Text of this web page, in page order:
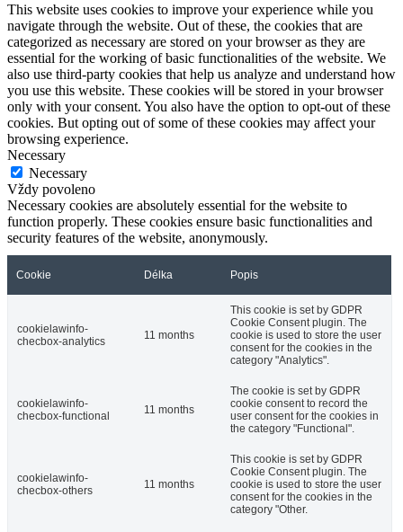
This website uses cookies to improve your experience while you
navigate through the website. Out of these, the cookies that are
categorized as necessary are stored on your browser as they are
essential for the working of basic functionalities of the website. We
also use third-party cookies that help us analyze and understand how
you use this website. These cookies will be stored in your browser
only with your consent. You also have the option to opt-out of these
cookies. But opting out of some of these cookies may affect your
browsing experience.
Necessary
Necessary
Vždy povoleno
Necessary cookies are absolutely essential for the website to
function properly. These cookies ensure basic functionalities and
security features of the website, anonymously.
Cookie Délka Popis
cookielawinfo-
checbox-analytics
11 months
This cookie is set by GDPR
Cookie Consent plugin. The
cookie is used to store the user
consent for the cookies in the
category "Analytics".
cookielawinfo-
checbox-functional
11 months
The cookie is set by GDPR
cookie consent to record the
user consent for the cookies in
the category "Functional".
cookielawinfo-
checbox-others
11 months
This cookie is set by GDPR
Cookie Consent plugin. The
cookie is used to store the user
consent for the cookies in the
category "Other.